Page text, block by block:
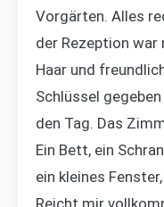
Vorgärten. Alles
der Rezeption
Haar und
Schlüssel
den Tag. Das
Ein Bett, ein
ein kleines